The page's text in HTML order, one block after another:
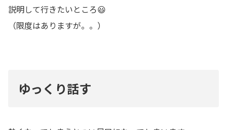
説明して行きたいところ😃
（限度はありますが。。）
ゆっくり話す